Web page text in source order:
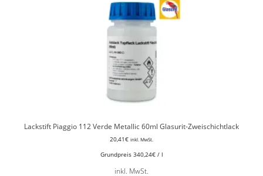
Lackstift Piaggio 112 Verde Metallic 60ml Glasurit-Zweischichtlack
20,41€ inkl. MwSt.
Grundpreis 340,24€/ l
inkl. MwSt.